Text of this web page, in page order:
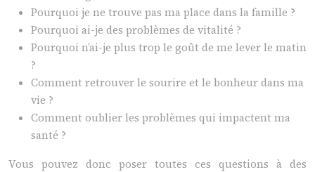
Pourquoi je ne trouve pas ma place dans la famille ?
Pourquoi ai-je des problèmes de vitalité ?
Pourquoi n’ai-je plus trop le goût de me lever le matin
?
Comment retrouver le sourire et le bonheur dans ma
vie ?
Comment oublier les problèmes qui impactent ma
santé ?
Vous pouvez donc poser toutes ces questions à des